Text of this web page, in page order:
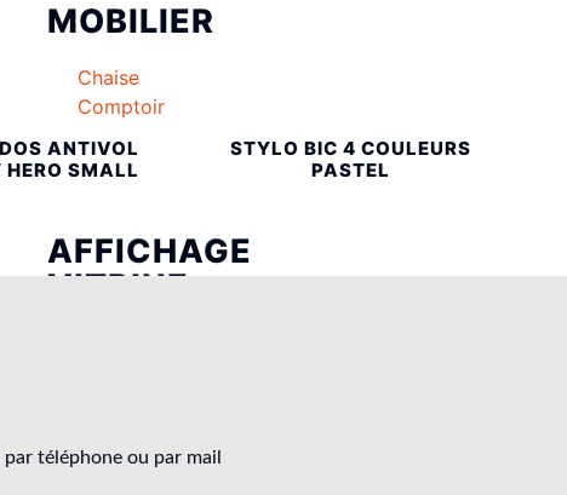
MOBILIER
Chaise
Comptoir
AFFICHAGE
VITRINE
ANTIVOL
HERO SMALL
STYLO BIC 4 COULEURS
PASTEL
téléphone ou par mail